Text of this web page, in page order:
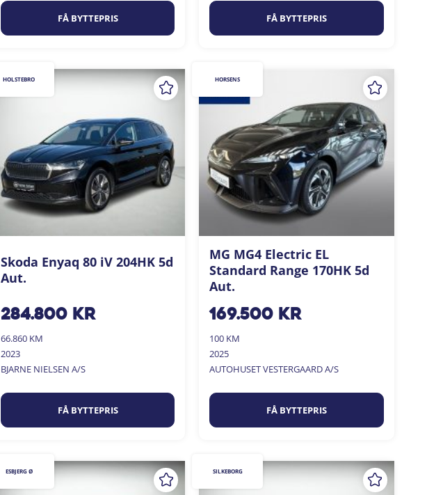
FÅ BYTTEPRIS FÅ BYTTEPRIS
Skoda Enyaq 80 iV 204HK 5d
Aut.
284.800 kr
66.860 KM
2023
BJARNE NIELSEN A/S
FÅ BYTTEPRIS
HOLSTEBRO
MG MG4 Electric EL
Standard Range 170HK 5d
Aut.
169.500 kr
100 KM
2025
AUTOHUSET VESTERGAARD A/S
FÅ BYTTEPRIS
HORSENS
ESBJERG Ø SILKEBORG